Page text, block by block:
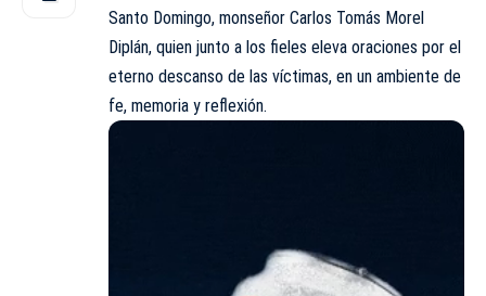
Santo Domingo, monseñor Carlos Tomás Morel
Diplán, quien junto a los fieles eleva oraciones por el
eterno descanso de las víctimas, en un ambiente de
fe, memoria y reflexión.